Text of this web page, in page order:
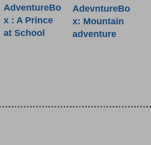
AdventureBo
x : A Prince
at School
AdevntureBo
x: Mountain
adventure